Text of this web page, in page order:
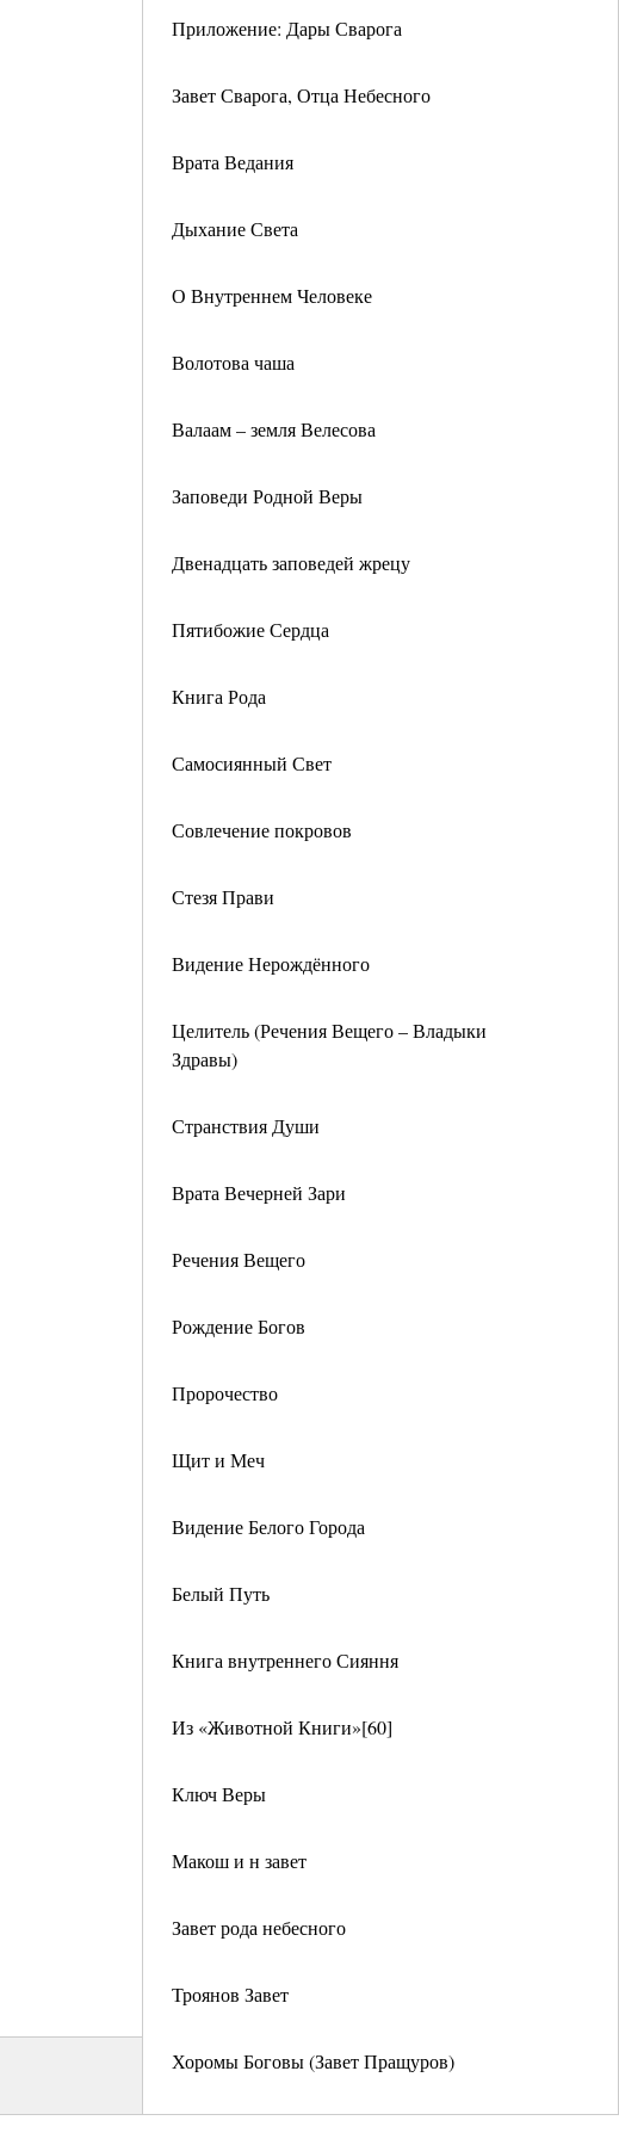
Приложение: Дары Сварога
Завет Сварога, Отца Небесного
Врата Ведания
Дыхание Света
О Внутреннем Человеке
Волотова чаша
Валаам – земля Велесова
Заповеди Родной Веры
Двенадцать заповедей жрецу
Пятибожие Сердца
Книга Рода
Самосиянный Свет
Совлечение покровов
Стезя Прави
Видение Нерождённого
Целитель (Речения Вещего – Владыки
Здравы)
Странствия Души
Врата Вечерней Зари
Речения Вещего
Рождение Богов
Пророчество
Щит и Меч
Видение Белого Города
Белый Путь
Книга внутреннего Сияння
Из «Животной Книги»[60]
Ключ Веры
Макош и н завет
Завет рода небесного
Троянов Завет
Хоромы Боговы (Завет Пращуров)